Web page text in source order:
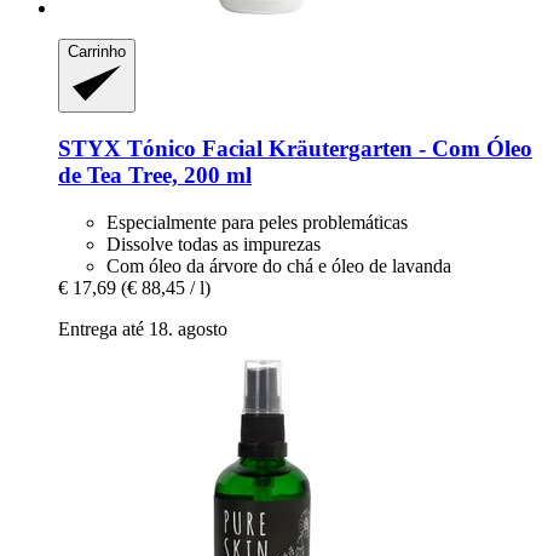
Carrinho
STYX Tónico Facial Kräutergarten -​ Com Óleo
de Tea Tree, 200 ml
Especialmente para peles problemáticas
Dissolve todas as impurezas
Com óleo da árvore do chá e óleo de lavanda
€ 17,69 (€ 88,45 / l)
Entrega até 18. agosto